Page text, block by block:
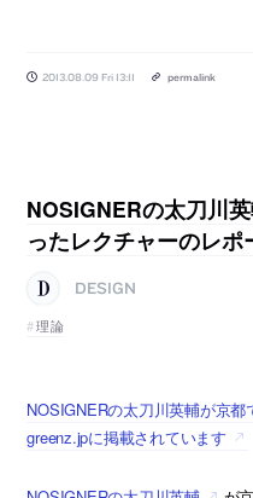
2013.08.09 Fri 13:11 permalink
NOSIGNERの太刀川
ったレクチャーのレポ
DESIGN
理論
NOSIGNERの太刀川英輔が京
greenz.jpに掲載されています